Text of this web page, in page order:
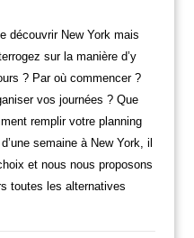
découvrir New York mais
sur la manière d’y
? Par où commencer ?
vos journées ? Que
remplir votre planning
semaine à New York, il
et nous nous proposons
toutes les alternatives